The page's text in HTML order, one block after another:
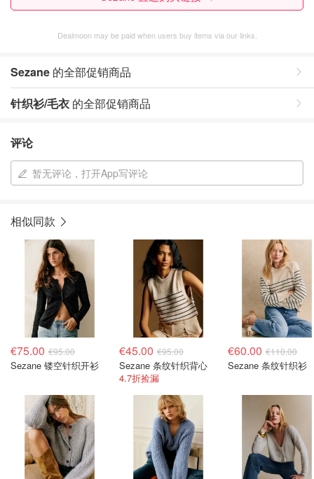
Dealmoon may be paid when users buy items via our links.
Sezane 的全部促销商品
针织衫/毛衣 的全部促销商品
评论
暂无评论，打开App写评论
相似同款
€75.00 €95.00
Sezane 镂空针织开衫
€45.00 €95.00
Sezane 条纹针织背心
4.7折捡漏
€60.00 €110.00
Sezane 条纹针织衫